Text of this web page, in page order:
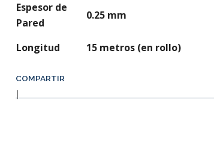
Espesor de
Pared
0.25 mm
Longitud
15 metros (en rollo)
COMPARTIR
|